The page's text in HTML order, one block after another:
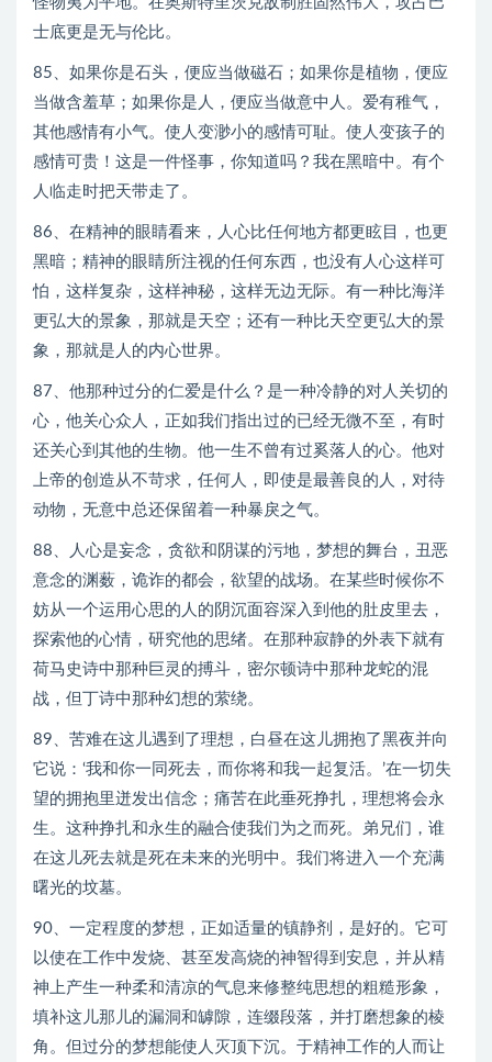
士底更是无与伦比。
85、如果你是石头，便应当做磁石；如果你是植物，便应
当做含羞草；如果你是人，便应当做意中人。爱有稚气，
其他感情有小气。使人变渺小的感情可耻。使人变孩子的
感情可贵！这是一件怪事，你知道吗？我在黑暗中。有个
人临走时把天带走了。
86、在精神的眼睛看来，人心比任何地方都更眩目，也更
黑暗；精神的眼睛所注视的任何东西，也没有人心这样可
怕，这样复杂，这样神秘，这样无边无际。有一种比海洋
更弘大的景象，那就是天空；还有一种比天空更弘大的景
象，那就是人的内心世界。
87、他那种过分的仁爱是什么？是一种冷静的对人关切的
心，他关心众人，正如我们指出过的已经无微不至，有时
还关心到其他的生物。他一生不曾有过奚落人的心。他对
上帝的创造从不苛求，任何人，即使是最善良的人，对待
动物，无意中总还保留着一种暴戾之气。
88、人心是妄念，贪欲和阴谋的污地，梦想的舞台，丑恶
意念的渊薮，诡诈的都会，欲望的战场。在某些时候你不
妨从一个运用心思的人的阴沉面容深入到他的肚皮里去，
探索他的心情，研究他的思绪。在那种寂静的外表下就有
荷马史诗中那种巨灵的搏斗，密尔顿诗中那种龙蛇的混
战，但丁诗中那种幻想的萦绕。
89、苦难在这儿遇到了理想，白昼在这儿拥抱了黑夜并向
它说：‘我和你一同死去，而你将和我一起复活。’在一切失
望的拥抱里迸发出信念；痛苦在此垂死挣扎，理想将会永
生。这种挣扎和永生的融合使我们为之而死。弟兄们，谁
在这儿死去就是死在未来的光明中。我们将进入一个充满
曙光的坟墓。
90、一定程度的梦想，正如适量的镇静剂，是好的。它可
以使在工作中发烧、甚至发高烧的神智得到安息，并从精
神上产生一种柔和清凉的气息来修整纯思想的粗糙形象，
填补这儿那儿的漏洞和罅隙，连缀段落，并打磨想象的棱
角。但过分的梦想能使人灭顶下沉。于精神工作的人而让